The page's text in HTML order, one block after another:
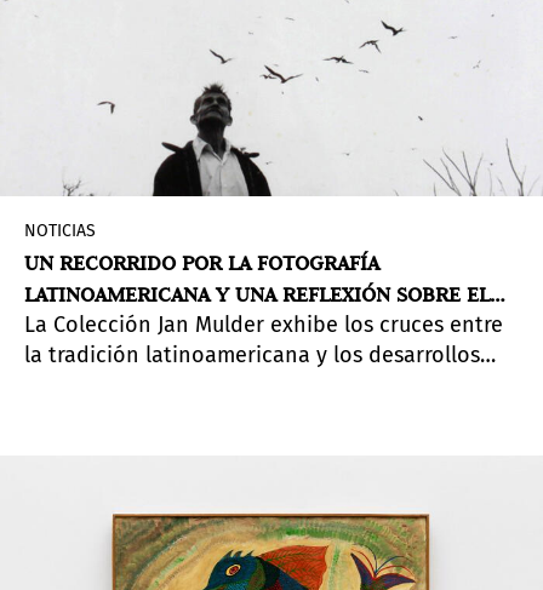
NOTICIAS
UN RECORRIDO POR LA FOTOGRAFÍA
LATINOAMERICANA Y UNA REFLEXIÓN SOBRE EL
ROL DEL COLECCIONISMO
La Colección Jan Mulder exhibe los cruces entre
la tradición latinoamericana y los desarrollos